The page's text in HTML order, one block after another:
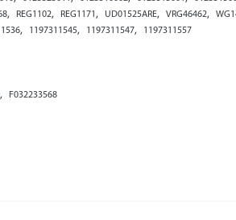
, REG1102, REG1171 , UD01525ARE, VRG46462,
, 1197311545, 1197311547, 1197311557
, F032233568